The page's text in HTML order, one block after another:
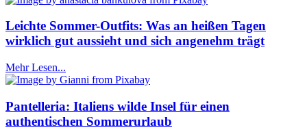
Leichte Sommer-Outfits: Was an heißen Tagen
wirklich gut aussieht und sich angenehm trägt
Mehr Lesen...
Pantelleria: Italiens wilde Insel für einen
authentischen Sommerurlaub